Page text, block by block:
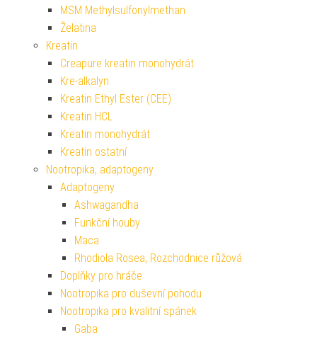
MSM Methylsulfonylmethan
Želatina
Kreatin
Creapure kreatin monohydrát
Kre-alkalyn
Kreatin Ethyl Ester (CEE)
Kreatin HCL
Kreatin monohydrát
Kreatin ostatní
Nootropika, adaptogeny
Adaptogeny
Ashwagandha
Funkční houby
Maca
Rhodiola Rosea, Rozchodnice růžová
Doplňky pro hráče
Nootropika pro duševní pohodu
Nootropika pro kvalitní spánek
Gaba